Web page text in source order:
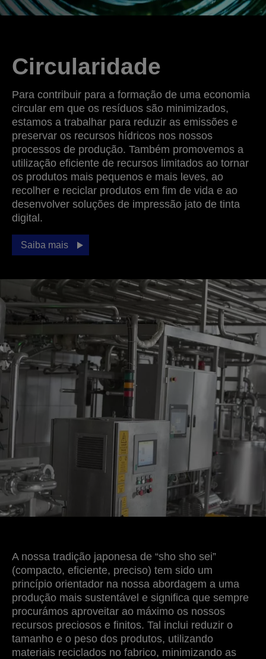
Circularidade
Para contribuir para a formação de uma economia
circular em que os resíduos são minimizados,
estamos a trabalhar para reduzir as emissões e
preservar os recursos hídricos nos nossos
processos de produção. Também promovemos a
utilização eficiente de recursos limitados ao tornar
os produtos mais pequenos e mais leves, ao
recolher e reciclar produtos em fim de vida e ao
desenvolver soluções de impressão jato de tinta
digital.
Saiba mais
A nossa tradição japonesa de “sho sho sei”
(compacto, eficiente, preciso) tem sido um
princípio orientador na nossa abordagem a uma
produção mais sustentável e significa que sempre
procurámos aproveitar ao máximo os nossos
recursos preciosos e finitos. Tal inclui reduzir o
tamanho e o peso dos produtos, utilizando
materiais reciclados no fabrico, minimizando as